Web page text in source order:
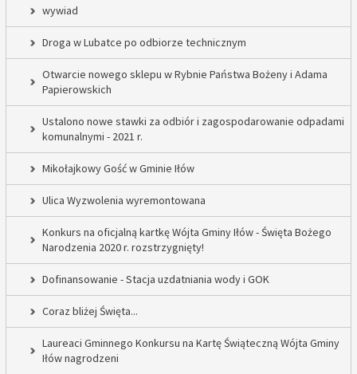
wywiad
Droga w Lubatce po odbiorze technicznym
Otwarcie nowego sklepu w Rybnie Państwa Bożeny i Adama
Papierowskich
Ustalono nowe stawki za odbiór i zagospodarowanie odpadami
komunalnymi - 2021 r.
Mikołajkowy Gość w Gminie Iłów
Ulica Wyzwolenia wyremontowana
Konkurs na oficjalną kartkę Wójta Gminy Iłów - Święta Bożego
Narodzenia 2020 r. rozstrzygnięty!
Dofinansowanie - Stacja uzdatniania wody i GOK
Coraz bliżej Święta...
Laureaci Gminnego Konkursu na Kartę Świąteczną Wójta Gminy
Iłów nagrodzeni